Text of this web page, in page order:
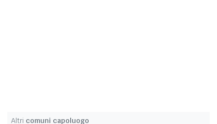
Altri comuni capoluogo